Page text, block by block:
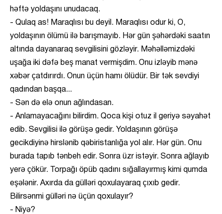
həftə yoldaşını unudacaq.
- Qulaq as! Maraqlısı bu deyil. Maraqlısı odur ki, O,
yoldaşının ölümü ilə barışmayıb. Hər gün şəhərdəki saatın
altında dayanaraq sevgilisini gözləyir. Məhəlləmizdəki
uşağa iki dəfə beş manat vermişdim. Onu izləyib mənə
xəbər çatdırırdı. Onun üçün hamı ölüdür. Bir tək sevdiyi
qadından başqa...
- Sən də elə onun ağlındasan.
- Anlamayacağını bilirdim. Qoca kişi otuz il geriyə səyahət
edib. Sevgilisi ilə görüşə gedir. Yoldaşının görüşə
gecikdiyinə hirslənib qəbiristanlığa yol alır. Hər gün. Onu
burada tapıb tənbeh edir. Sonra üzr istəyir. Sonra ağlayıb
yerə çökür. Torpağı öpüb qadını sığallayırmış kimi qumda
eşələnir. Axırda da gülləri qoxulayaraq çıxıb gedir.
Bilirsənmi gülləri nə üçün qoxulayır?
- Niyə?